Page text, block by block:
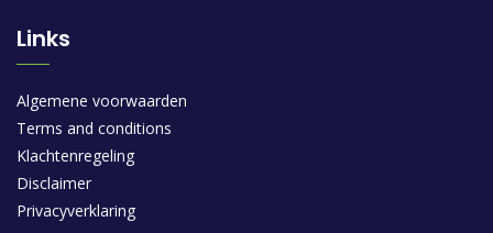
Links
Algemene voorwaarden
Terms and conditions
Klachtenregeling
Disclaimer
Privacyverklaring